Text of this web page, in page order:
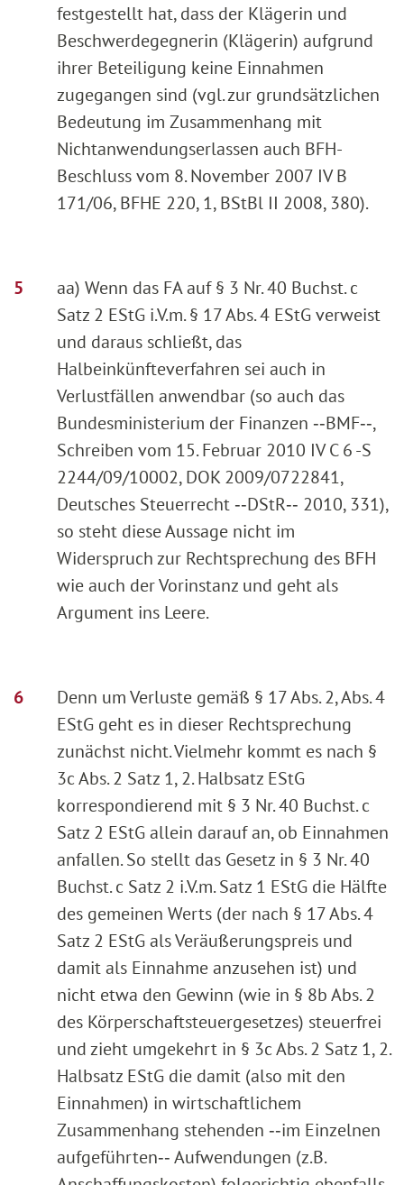
festgestellt hat, dass der Klägerin und
Beschwerdegegnerin (Klägerin) aufgrund
ihrer Beteiligung keine Einnahmen
zugegangen sind (vgl. zur grundsätzlichen
Bedeutung im Zusammenhang mit
Nichtanwendungserlassen auch BFH-
Beschluss vom 8. November 2007 IV B
171/06, BFHE 220, 1, BStBl II 2008, 380).
aa) Wenn das FA auf § 3 Nr. 40 Buchst. c
Satz 2 EStG i.V.m. § 17 Abs. 4 EStG verweist
und daraus schließt, das
Halbeinkünfteverfahren sei auch in
Verlustfällen anwendbar (so auch das
Bundesministerium der Finanzen ‑‑BMF‑‑,
Schreiben vom 15. Februar 2010 IV C 6 -S
2244/09/10002, DOK 2009/0722841,
Deutsches Steuerrecht ‑‑DStR‑‑ 2010, 331),
so steht diese Aussage nicht im
Widerspruch zur Rechtsprechung des BFH
wie auch der Vorinstanz und geht als
Argument ins Leere.
Denn um Verluste gemäß § 17 Abs. 2, Abs. 4
EStG geht es in dieser Rechtsprechung
zunächst nicht. Vielmehr kommt es nach §
3c Abs. 2 Satz 1, 2. Halbsatz EStG
korrespondierend mit § 3 Nr. 40 Buchst. c
Satz 2 EStG allein darauf an, ob Einnahmen
anfallen. So stellt das Gesetz in § 3 Nr. 40
Buchst. c Satz 2 i.V.m. Satz 1 EStG die Hälfte
des gemeinen Werts (der nach § 17 Abs. 4
Satz 2 EStG als Veräußerungspreis und
damit als Einnahme anzusehen ist) und
nicht etwa den Gewinn (wie in § 8b Abs. 2
des Körperschaftsteuergesetzes) steuerfrei
und zieht umgekehrt in § 3c Abs. 2 Satz 1, 2.
Halbsatz EStG die damit (also mit den
Einnahmen) in wirtschaftlichem
Zusammenhang stehenden ‑‑im Einzelnen
aufgeführten‑‑ Aufwendungen (z.B.